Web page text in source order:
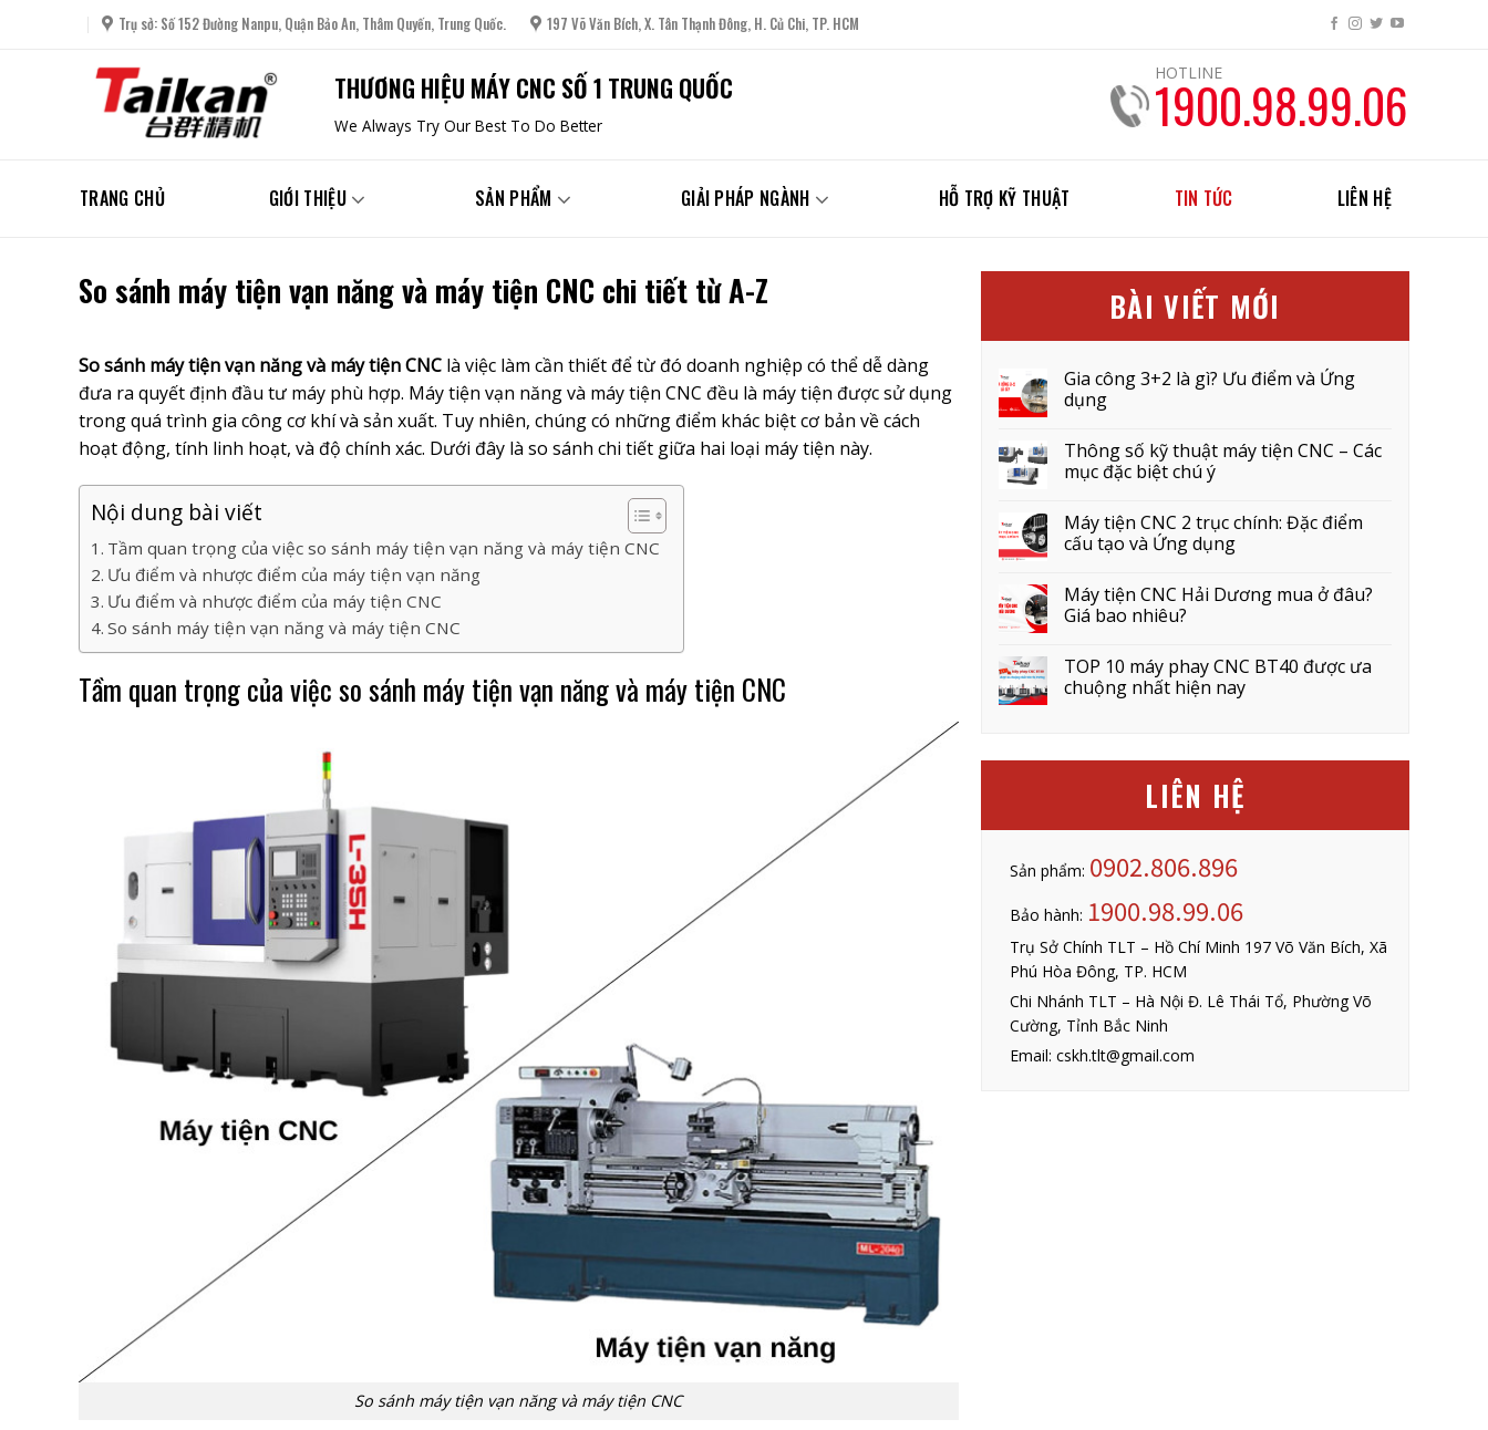
Trụ sở: Số 152 Đường Nanpu, Quận Bảo An, Thâm Quyến, Trung Quốc. 197 Võ Văn Bích, X. Tân Thạnh Đông, H. Củ Chi, TP. HCM
THƯƠNG HIỆU MÁY CNC SỐ 1 TRUNG QUỐC
We Always Try Our Best To Do Better
HOTLINE
1900.98.99.06
TRANG CHỦ GIỚI THIỆU SẢN PHẨM GIẢI PHÁP NGÀNH HỖ TRỢ KỸ THUẬT TIN TỨC LIÊN HỆ
So sánh máy tiện vạn năng và máy tiện CNC chi tiết từ A-Z
So sánh máy tiện vạn năng và máy tiện CNClà việc làm cần thiết để từ đó doanh nghiệp có thể dễ dàng
đưa ra quyết định đầu tư máy phù hợp. Máy tiện vạn năng và máy tiện CNC đều là máy tiện được sử dụng
trong quá trình gia công cơ khí và sản xuất. Tuy nhiên, chúng có những điểm khác biệt cơ bản về cách
hoạt động, tính linh hoạt, và độ chính xác. Dưới đây là so sánh chi tiết giữa hai loại máy tiện này.
Nội dung bài viết
Tầm quan trọng của việc so sánh máy tiện vạn năng và máy tiện CNC
Ưu điểm và nhược điểm của máy tiện vạn năng
Ưu điểm và nhược điểm của máy tiện CNC
So sánh máy tiện vạn năng và máy tiện CNC
Tầm quan trọng của việc so sánh máy tiện vạn năng và máy tiện CNC
So sánh máy tiện vạn năng và máy tiện CNC
BÀI VIẾT MỚI
Gia công 3+2 là gì? Ưu điểm và Ứng
dụng
Thông số kỹ thuật máy tiện CNC – Các
mục đặc biệt chú ý
Máy tiện CNC 2 trục chính: Đặc điểm
cấu tạo và Ứng dụng
Máy tiện CNC Hải Dương mua ở đâu?
Giá bao nhiêu?
TOP 10 máy phay CNC BT40 được ưa
chuộng nhất hiện nay
LIÊN HỆ
Sản phẩm: 0902.806.896
Bảo hành: 1900.98.99.06
Trụ Sở Chính TLT – Hồ Chí Minh 197 Võ Văn Bích, Xã
Phú Hòa Đông, TP. HCM
Chi Nhánh TLT – Hà Nội Đ. Lê Thái Tổ, Phường Võ
Cường, Tỉnh Bắc Ninh
Email: cskh.tlt@gmail.com